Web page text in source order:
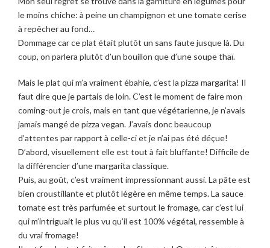
le moins chiche: à peine un champignon et une tomate cerise
à repêcher au fond…
Dommage car ce plat était plutôt un sans faute jusque là. Du
coup, on parlera plutôt d’un bouillon que d’une soupe thaï.
Mais le plat qui m’a vraiment ébahie, c’est la pizza margarita! Il
faut dire que je partais de loin. C’est le moment de faire mon
coming-out je crois, mais en tant que végétarienne, je n’avais
jamais mangé de pizza vegan. J’avais donc beaucoup
d’attentes par rapport à celle-ci et je n’ai pas été déçue!
D’abord, visuellement elle est tout à fait bluffante! Difficile de
la différencier d’une margarita classique.
Puis, au goût, c’est vraiment impressionnant aussi. La pâte est
bien croustillante et plutôt légère en même temps. La sauce
tomate est très parfumée et surtout le fromage, car c’est lui
qui m’intriguait le plus vu qu’il est 100% végétal, ressemble à
du vrai fromage!